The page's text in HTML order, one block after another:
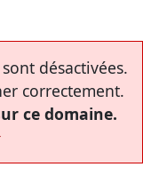
désactivées.
correctement.
ce domaine.